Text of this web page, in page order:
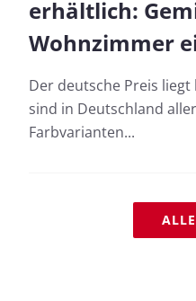
erhältlich:
Wohnzimmer
Der deutsche Preis liegt
sind in Deutschland
Farbvarianten...